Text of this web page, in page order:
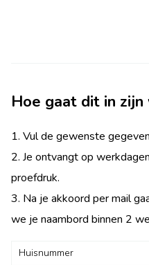
Hoe gaat dit in zijn
1. Vul de gewenste
2. Je ontvangt op
proefdruk.
3. Na je akkoord per mail
we je naambord binnen 2